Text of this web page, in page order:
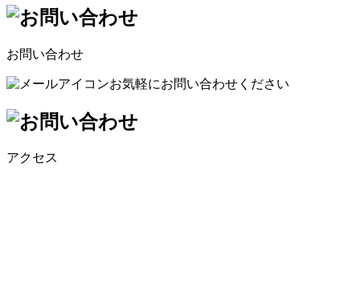
お問い合わせ
お気軽にお問い合わせください
アクセス